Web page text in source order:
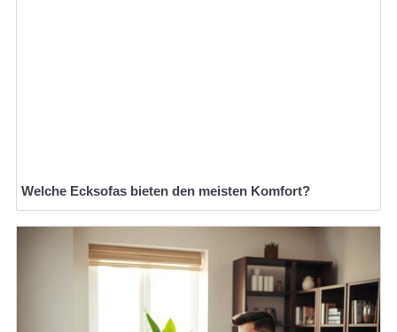
Welche Ecksofas bieten den meisten Komfort?